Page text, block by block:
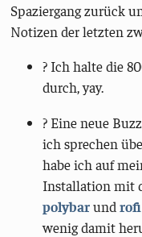
Spaziergang zurück
Notizen der letzten
? Ich halte die
durch, yay.
?️ Eine neue
ich sprechen
habe ich auf
Installation mit
polybarundrofi
wenig damit